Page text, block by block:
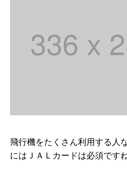
飛行機をたくさん利用する人
にはＪＡＬカードは必須ですね